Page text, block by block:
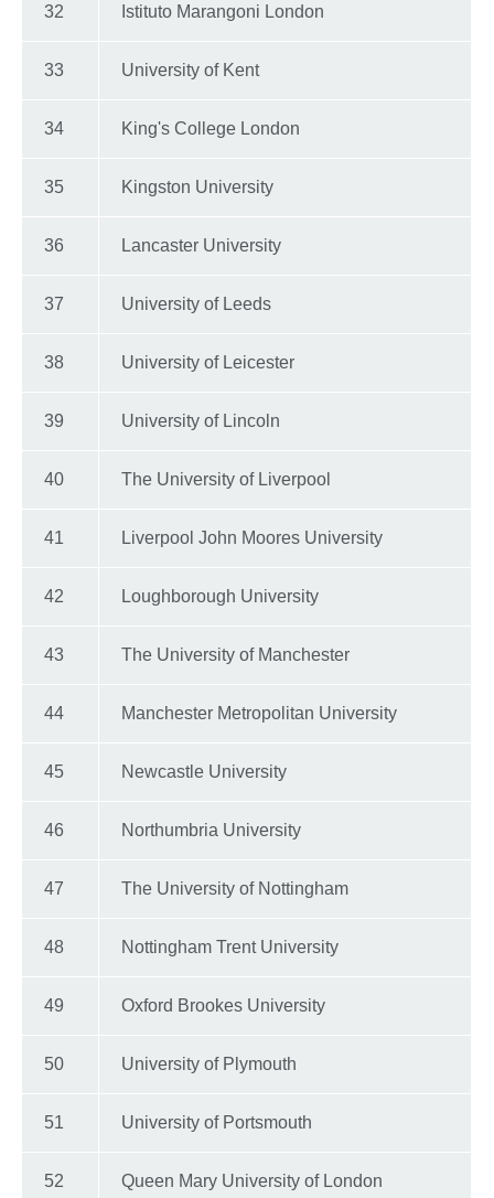
32 Istituto Marangoni London
33 University of Kent
34 King's College London
35 Kingston University
36 Lancaster University
37 University of Leeds
38 University of Leicester
39 University of Lincoln
40 The University of Liverpool
41 Liverpool John Moores University
42 Loughborough University
43 The University of Manchester
44 Manchester Metropolitan University
45 Newcastle University
46 Northumbria University
47 The University of Nottingham
48 Nottingham Trent University
49 Oxford Brookes University
50 University of Plymouth
51 University of Portsmouth
52 Queen Mary University of London